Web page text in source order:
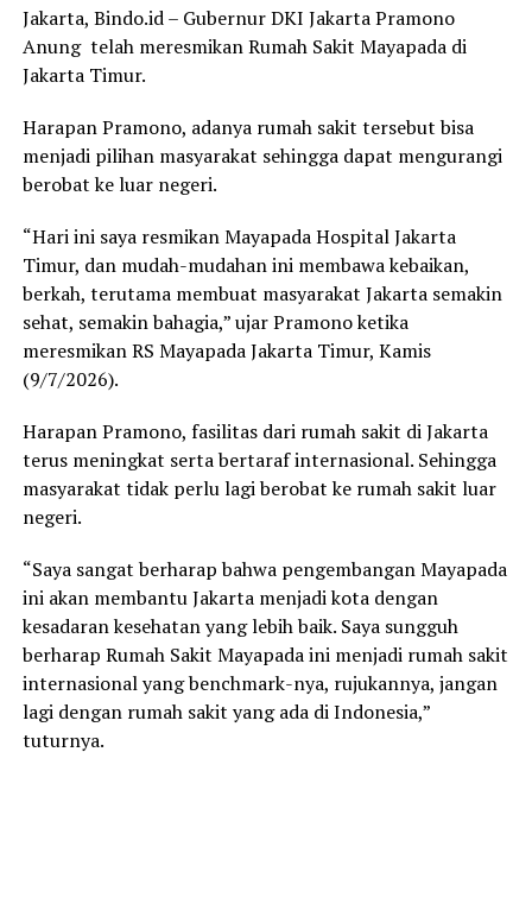
Jakarta, Bindo.id – Gubernur DKI Jakarta Pramono
Anung telah meresmikan Rumah Sakit Mayapada di
Jakarta Timur.
Harapan Pramono, adanya rumah sakit tersebut bisa
menjadi pilihan masyarakat sehingga dapat mengurangi
berobat ke luar negeri.
“Hari ini saya resmikan Mayapada Hospital Jakarta
Timur, dan mudah-mudahan ini membawa kebaikan,
berkah, terutama membuat masyarakat Jakarta semakin
sehat, semakin bahagia,” ujar Pramono ketika
meresmikan RS Mayapada Jakarta Timur, Kamis
(9/7/2026).
Harapan Pramono, fasilitas dari rumah sakit di Jakarta
terus meningkat serta bertaraf internasional. Sehingga
masyarakat tidak perlu lagi berobat ke rumah sakit luar
negeri.
“Saya sangat berharap bahwa pengembangan Mayapada
ini akan membantu Jakarta menjadi kota dengan
kesadaran kesehatan yang lebih baik. Saya sungguh
berharap Rumah Sakit Mayapada ini menjadi rumah sakit
internasional yang benchmark-nya, rujukannya, jangan
lagi dengan rumah sakit yang ada di Indonesia,”
tuturnya.